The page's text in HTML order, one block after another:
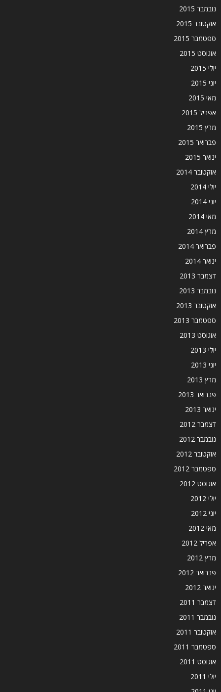
נובמבר 2015
אוקטובר 2015
ספטמבר 2015
אוגוסט 2015
יולי 2015
יוני 2015
מאי 2015
אפריל 2015
מרץ 2015
פברואר 2015
ינואר 2015
אוקטובר 2014
יולי 2014
יוני 2014
מאי 2014
מרץ 2014
פברואר 2014
ינואר 2014
דצמבר 2013
נובמבר 2013
אוקטובר 2013
ספטמבר 2013
אוגוסט 2013
יולי 2013
יוני 2013
מרץ 2013
פברואר 2013
ינואר 2013
דצמבר 2012
נובמבר 2012
אוקטובר 2012
ספטמבר 2012
אוגוסט 2012
יולי 2012
יוני 2012
מאי 2012
אפריל 2012
מרץ 2012
פברואר 2012
ינואר 2012
דצמבר 2011
נובמבר 2011
אוקטובר 2011
ספטמבר 2011
אוגוסט 2011
יולי 2011